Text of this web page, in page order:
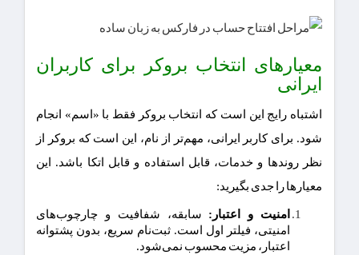
معیارهای انتخاب بروکر برای کاربران
ایرانی
اشتباه رایج این است که انتخاب بروکر فقط با «اسم» انجام
شود. برای کاربر ایرانی، مهم‌تر از نام، این است که بروکر از
نظر روندها و خدمات، قابل استفاده و قابل اتکا باشد. این
معیارها را جدی بگیرید:
امنیت و اعتبار: سابقه، شفافیت و چارچوب‌های
امنیتی، فیلتر اول است. ثبت‌نام سریع، بدون پشتوانه
اعتبار، مزیت محسوب نمی‌شود.